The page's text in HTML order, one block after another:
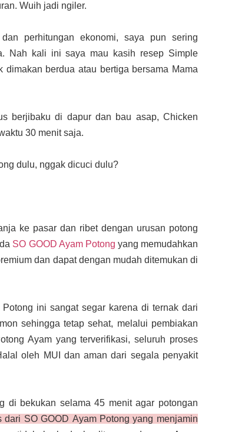
Wuih jadi ngiler.
perhitungan ekonomi, saya pun sering
Nah kali ini saya mau kasih resep Simple
berdua atau bertiga bersama Mama
berjibaku di dapur dan bau asap, Chicken
30 menit saja.
dulu, nggak dicuci dulu?
ke pasar dan ribet dengan urusan potong
SO GOOD Ayam Potong yang memudahkan
dan dapat dengan mudah ditemukan di
ini sangat segar karena di ternak dari
sehingga tetap sehat, melalui pembiakan
Ayam yang terverifikasi, seluruh proses
oleh MUI dan aman dari segala penyakit
di bekukan selama 45 menit agar potongan
dari SO GOOD Ayam Potong yang menjamin